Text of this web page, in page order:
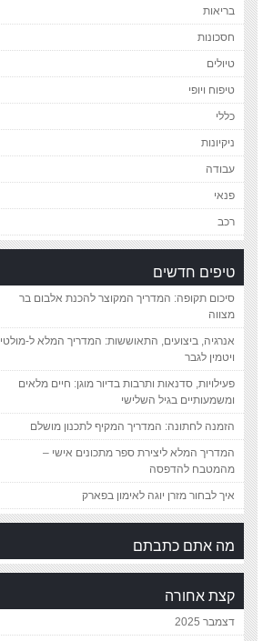
בריאות
חסכונות
טיולים
טיפוח ויופי
כללי
ניקיונות
עבודה
פנאי
רכב
טיפים חדשים
סיכום תקופה: המדריך המקוצר להכנת אלבום בר
מצווה
אנרגיה, ביצועים, התאוששות: המדריך המלא ל-מולטי
ויטמין לגבר
פעילויות, סדנאות ותרבות בדיור מוגן: חיים מלאים
ומשמעותיים בגיל השלישי
הזמנה לחתונה: המדריך המקיף לתכנון מושלם
המדריך המלא ליצירת ספר מתכונים אישי –
מהמטבח להדפסה
איך לבחור מזרן יוגה לאימון בפארק
מה אתם כתבתם
קצת אחורה
דצמבר 2025